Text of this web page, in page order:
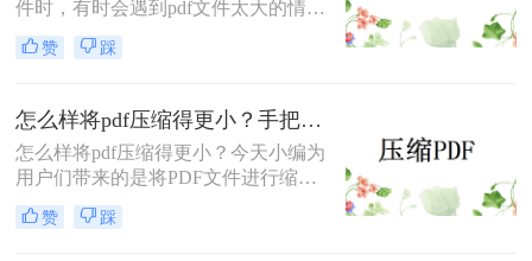
件时，有时会遇到pdf文件太大的情
况，不仅传输速度慢，而且存储空间
也很大，因此无法上传，面对这样的
决，事实上我们可以通过压缩PDF文
件体积轻松解决问题，那么pdf怎么免
费压缩大小呢?今天小编将教大家压
缩pdf文件的方法，操作还是非常简单
的，大家来看看吧。
赞 踩
怎么样将pdf压缩得更小？手把手教你在线压缩！
怎么样将pdf压缩得更小？​今天小编为
用户们带来的是将PDF文件进行缩小
的方法，相信很多小伙伴们在办公中
也会遇到需要将PDF文件缩小的情
赞 踩